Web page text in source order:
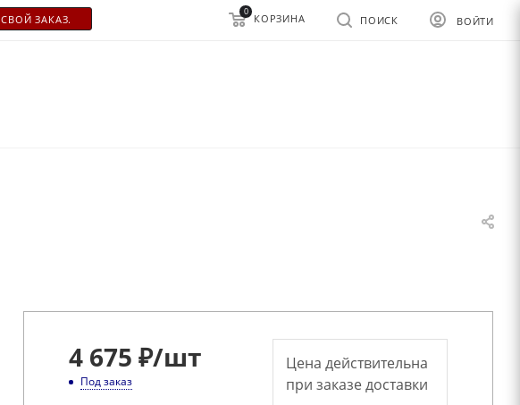
ЗАКАЗ. ВОЙТИ
ПОИСК
0
КОРЗИНА
4 675 ₽/шт
Под заказ
Цена действительна
при заказе доставки